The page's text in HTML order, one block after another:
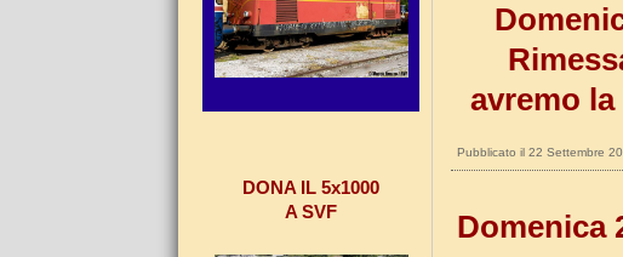
DONA IL 5x1000
A SVF
avremo
Pubblicato il 22 Settembre
Domenica